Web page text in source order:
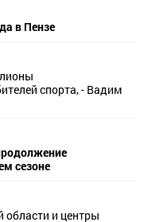
в Пензе
спорта, - Вадим
сезоне
области и центры